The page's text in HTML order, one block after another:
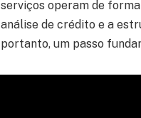
serviços operam de
análise de crédito e a
portanto, um passo